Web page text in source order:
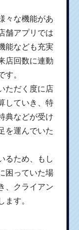
々な機能があ
舗アプリでは
能なども充実
店回数に連動
す。
ただく度に店
していき、特
典などが受け
を運んでいた
るため、もし
困っていた場
、クライアン
ます。